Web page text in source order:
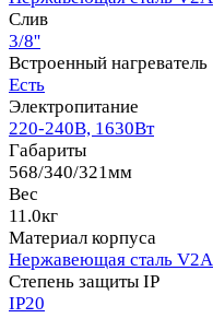
Слив
3/8''
Встроенный нагреватель
Есть
Электропитание
220-240В, 1630Вт
Габариты
568/340/321мм
Вес
11.0кг
Материал корпуса
Нержавеющая сталь V2A
Степень защиты IP
IP20